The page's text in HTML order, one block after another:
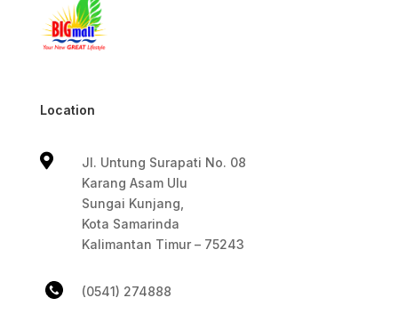
Location

Jl. Untung Surapati No. 08
Karang Asam Ulu
Sungai Kunjang,
Kota Samarinda
Kalimantan Timur – 75243
(0541) 274888